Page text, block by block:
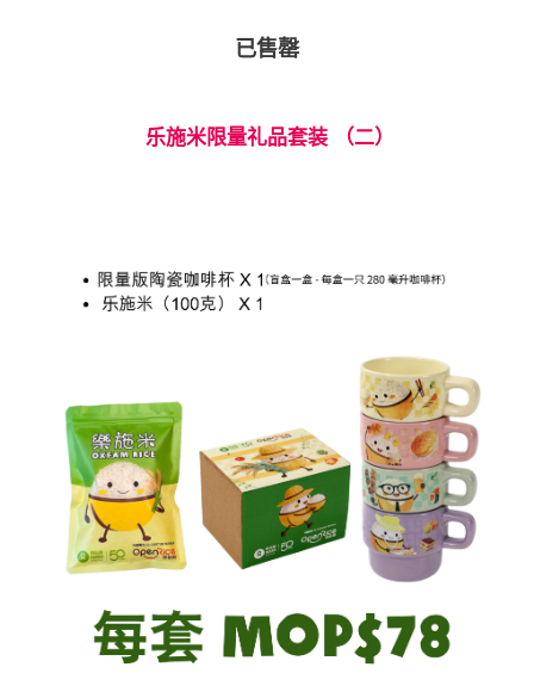
已售罄
乐施米限量礼品套装 （二）